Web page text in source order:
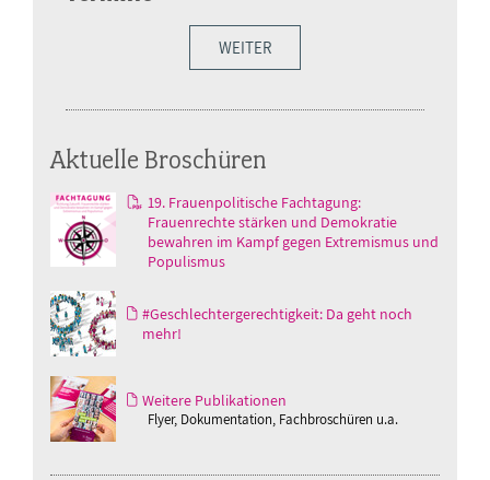
WEITER
Aktuelle Broschüren
19. Frauenpolitische Fachtagung:
Frauenrechte stärken und Demokratie
bewahren im Kampf gegen Extremismus und
Populismus
#Geschlechtergerechtigkeit: Da geht noch
mehr!
Weitere Publikationen
Flyer, Dokumentation, Fachbroschüren u.a.